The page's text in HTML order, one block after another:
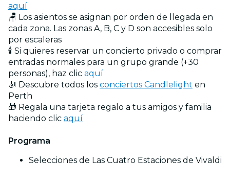
aquí
🪑 Los asientos se asignan por orden de llegada en
cada zona. Las zonas A, B, C y D son accesibles solo
por escaleras
🕯️ Si quieres reservar un concierto privado o comprar
entradas normales para un grupo grande (+30
personas), haz clic aquí
🎻 Descubre todos los conciertos Candlelight en
Perth
🎁 Regala una tarjeta regalo a tus amigos y familia
haciendo clic aquí
Programa
Selecciones de Las Cuatro Estaciones de Vivaldi